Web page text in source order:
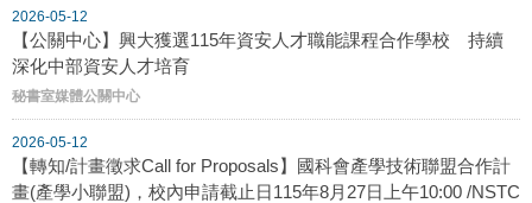
2026-05-12
【公關中心】興大獲選115年資安人才職能課程合作學校 持續
深化中部資安人才培育
秘書室媒體公關中心
2026-05-12
【轉知/計畫徵求Call for Proposals】國科會產學技術聯盟合作計
畫(產學小聯盟)，校內申請截止日115年8月27日上午10:00 /NSTC